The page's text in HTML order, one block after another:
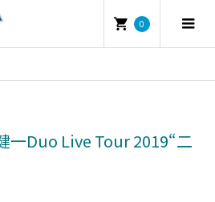
0
一Duo Live Tour 2019“二